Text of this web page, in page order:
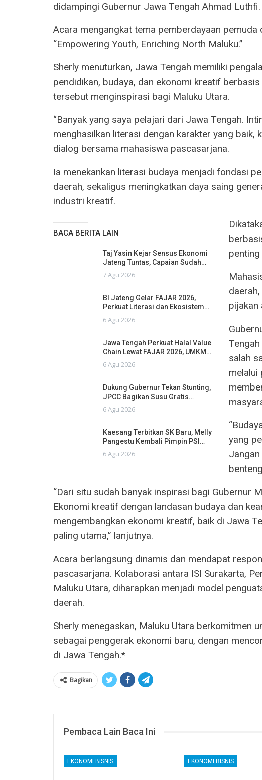
didampingi Gubernur Jawa Tengah Ahmad Luthfi.
Acara mengangkat tema pemberdayaan pemuda
“Empowering Youth, Enriching North Maluku.”
Sherly menuturkan, Jawa Tengah memiliki
pendidikan, budaya, dan ekonomi kreatif
tersebut menginspirasi bagi Maluku Utara.
“Banyak yang saya pelajari dari Jawa Tengah.
menghasilkan literasi dengan karakter yang baik,
dialog bersama mahasiswa pascasarjana.
Ia menekankan literasi budaya menjadi fondasi
daerah, sekaligus meningkatkan daya saing
industri kreatif.
BACA BERITA LAIN
Taj Yasin Kejar Sensus Ekonomi
Jateng Tuntas, Capaian Sudah…
7 Agu 2026
BI Jateng Gelar FAJAR 2026,
Perkuat Literasi dan Ekosistem…
6 Agu 2026
Jawa Tengah Perkuat Halal Value
Chain Lewat FAJAR 2026, UMKM…
6 Agu 2026
Dukung Gubernur Tekan Stunting,
JPCC Bagikan Susu Gratis…
6 Agu 2026
Kaesang Terbitkan SK Baru, Melly
Pangestu Kembali Pimpin PSI…
6 Agu 2026
pijakan
salah
melalui
yang
“Dari situ sudah banyak inspirasi bagi Gubernur
Ekonomi kreatif dengan landasan budaya dan
mengembangkan ekonomi kreatif, baik di Jawa
paling utama,” lanjutnya.
Acara berlangsung dinamis dan mendapat
pascasarjana. Kolaborasi antara ISI Surakarta,
Maluku Utara, diharapkan menjadi model
daerah.
Sherly menegaskan, Maluku Utara berkomitmen
sebagai penggerak ekonomi baru, dengan
di Jawa Tengah.*
Bagikan
Pembaca Lain Baca Ini
EKONOMI BISNIS EKONOMI BISNIS